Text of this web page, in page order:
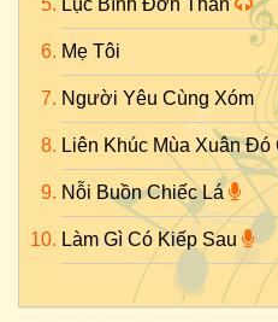
Lục Bình Đơn Thân
Mẹ Tôi
Người Yêu Cùng Xóm
Liên Khúc Mùa Xuân
Nỗi Buồn Chiếc Lá
Làm Gì Có Kiếp Sau